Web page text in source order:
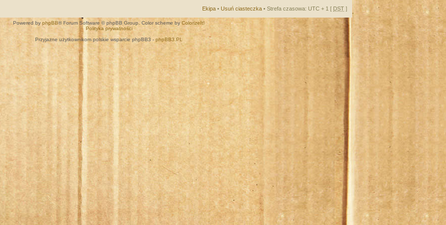
Ekipa • Usuń ciasteczka • Strefa czasowa: UTC + 1 [ DST ]
Powered by phpBB® Forum Software © phpBB Group. Color scheme by ColorizeIt!
Polityka prywatności
Przyjazne użytkownikom polskie wsparcie phpBB3 - phpBB3.PL